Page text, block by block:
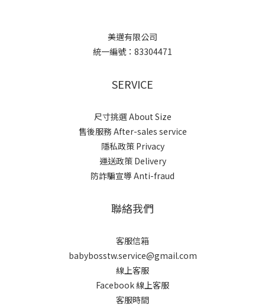
美邁有限公司
統一編號：83304471
SERVICE
尺寸挑選 About Size
售後服務 After-sales service
隱私政策 Privacy
運送政策 Delivery
防詐騙宣導 Anti-fraud
聯絡我們
客服信箱
babybosstw.service@gmail.com
線上客服
Facebook 線上客服
客服時間